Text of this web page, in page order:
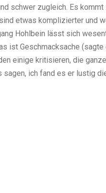
schwer zugleich. Es
etwas komplizierter und
Hohlbein lässt sich
ist Geschmacksache (sagte
einige kritisieren, die
ich fand es er lustig